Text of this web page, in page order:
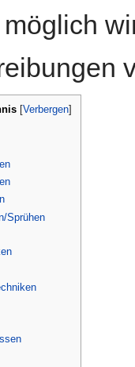
Verbergen
Sprühen